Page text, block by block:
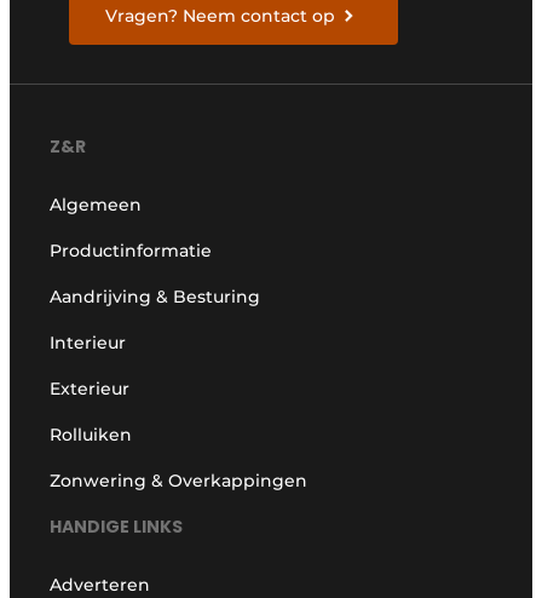
Vragen? Neem contact op
Z&R
Algemeen
Productinformatie
Aandrijving & Besturing
Interieur
Exterieur
Rolluiken
Zonwering & Overkappingen
HANDIGE LINKS
Adverteren